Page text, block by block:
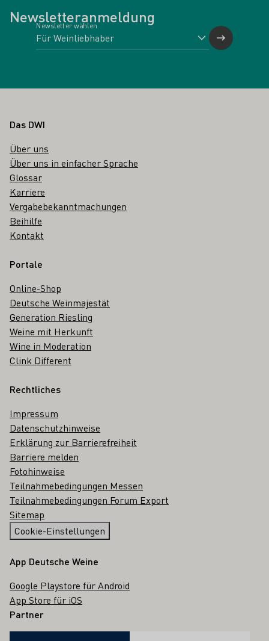
Newsletteranmeldung
Newsletter wählen
Fußbereich
Das DWI
Über uns
Über uns in einfacher Sprache
Glossar
Karriere
Vergabebekanntmachungen
Beihilfe
Kontakt
Portale
Online-Shop
Deutsche Weinmajestät
Generation Riesling
Weine mit Herkunft
Wine in Moderation
Clink Different
Rechtliches
Impressum
Datenschutzhinweise
Erklärung zur Barrierefreiheit
Barriere melden
Fotohinweise
Teilnahmebedingungen Messen
Teilnahmebedingungen Forum Export
Sitemap
Cookie-Einstellungen
App Deutsche Weine
Google Playstore für Android
App Store für iOS
Partner